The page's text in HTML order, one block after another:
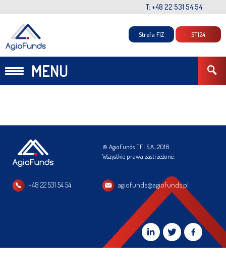
T: +48 22 531 54 54
MENU
Strefa FIZ STI24
© AgioFunds TFI S.A., 2016.
Wszystkie prawa zastrzeżone.
+48 22 531 54 54 agiofunds@agiofunds.pl